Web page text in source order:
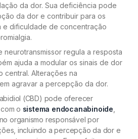
da dor. Sua deficiência pode
da dor e contribuir para os
e dificuldade de concentração
neurotransmissor regula a resposta
ajuda a modular os sinais de dor
central. Alterações na
agravar a percepção da dor.
(CBD) pode oferecer
o sistema endocanabinoide
organismo responsável por
incluindo a percepção da dor e